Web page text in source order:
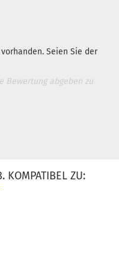
Seien Sie der
Bewertung abgeben zu
KOMPATIBEL ZU: